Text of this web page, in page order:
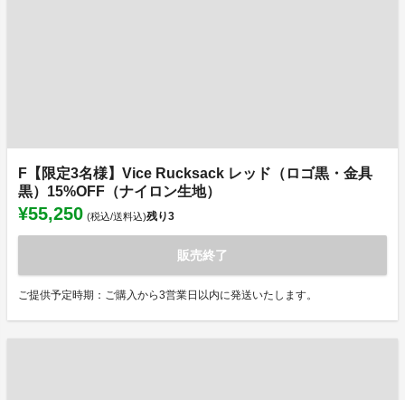
F【限定3名様】Vice Rucksack レッド（ロゴ黒・金具
黒）15%OFF（ナイロン生地）
¥55,250 (税込/送料込)残り3
販売終了
ご提供予定時期：ご購入から3営業日以内に発送いたします。